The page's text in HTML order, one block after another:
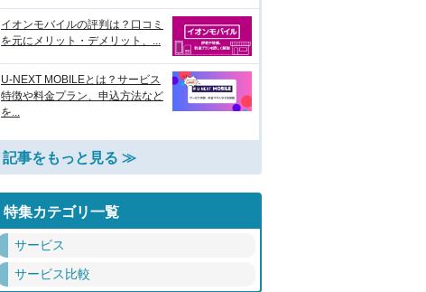
イオンモバイルの評判は？口コミ
を元にメリット・デメリット、...
U-NEXT MOBILEとは？サービス
特徴や料金プラン、申込方法など
を...
記事をもっと見る ≫
特集カテゴリ一覧
サービス
サービス比較